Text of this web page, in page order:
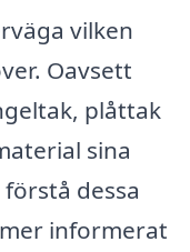
vilken
Oavsett
plåttak
sina
dessa
informerat